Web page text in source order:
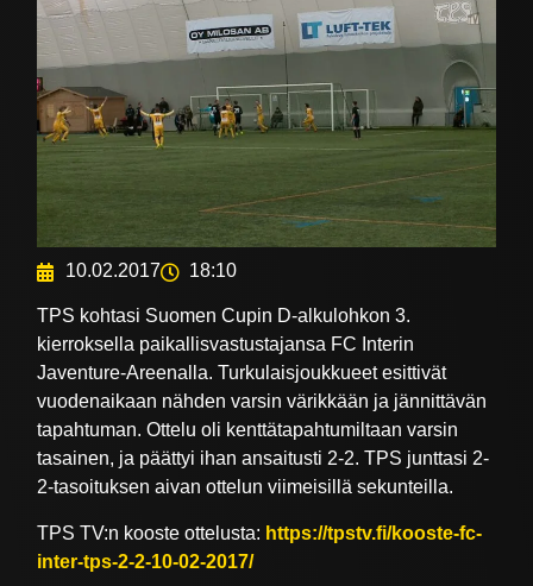
10.02.2017 18:10
TPS kohtasi Suomen Cupin D-alkulohkon 3.
kierroksella paikallisvastustajansa FC Interin
Javenture-Areenalla. Turkulaisjoukkueet esittivät
vuodenaikaan nähden varsin värikkään ja jännittävän
tapahtuman. Ottelu oli kenttätapahtumiltaan varsin
tasainen, ja päättyi ihan ansaitusti 2-2. TPS junttasi 2-
2-tasoituksen aivan ottelun viimeisillä sekunteilla.
TPS TV:n kooste ottelusta: https://tpstv.fi/kooste-fc-
inter-tps-2-2-10-02-2017/